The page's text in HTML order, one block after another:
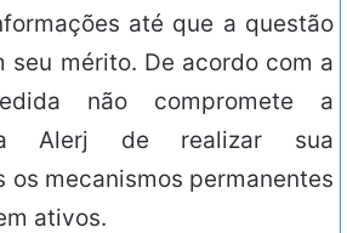
até que a questão
seu mérito. De acordo com a
não compromete a
Alerj de realizar sua
os mecanismos permanentes
ativos.